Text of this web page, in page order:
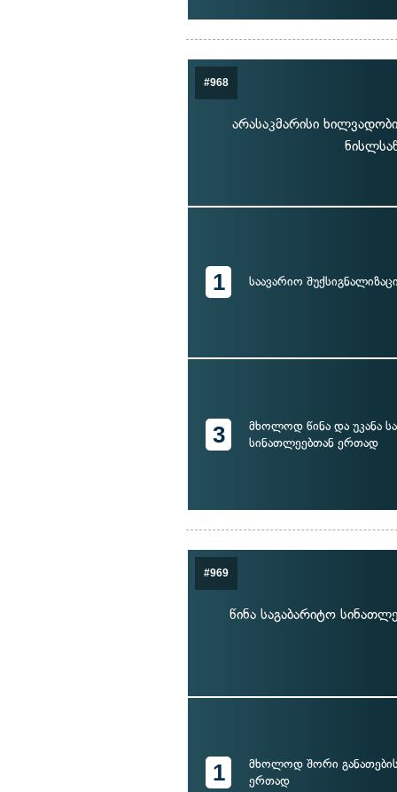
#968
არასაკმარისი
1 საავარიო
3
მხოლოდ წინა და უკანა
სინათლეებთან ერთად
#969
წინა საგაბარიტო
1
მხოლოდ შორი
ერთად